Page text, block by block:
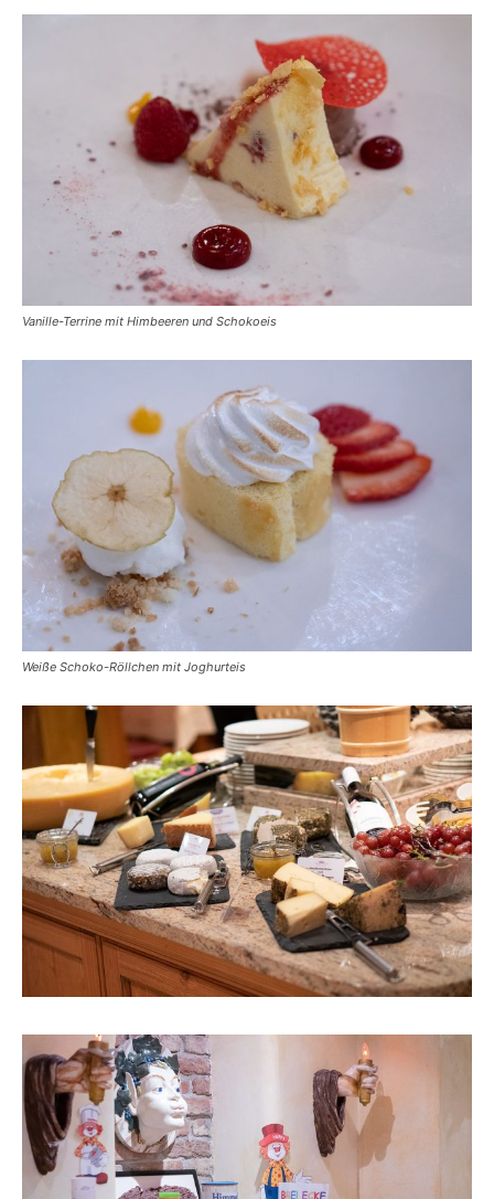
Vanille-Terrine mit Himbeeren und Schokoeis
Weiße Schoko-Röllchen mit Joghurteis